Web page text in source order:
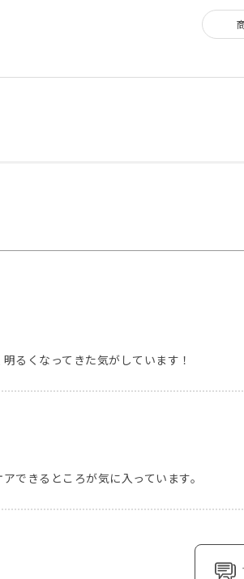
るくなってきた気がしています！
できるところが気に入っています。